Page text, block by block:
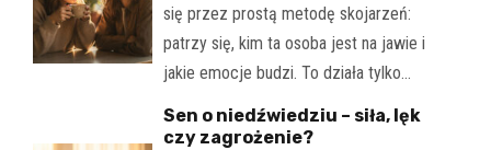
się przez prostą metodę skojarzeń:
patrzy się, kim ta osoba jest na jawie i
jakie emocje budzi. To działa tylko…
Sen o niedźwiedziu – siła, lęk
czy zagrożenie?